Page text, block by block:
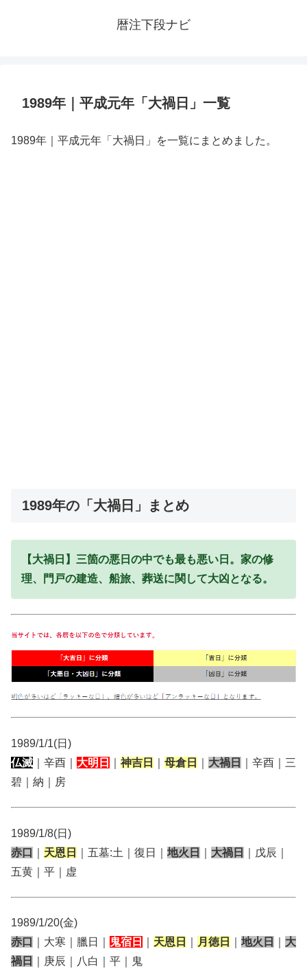
暦注下段ナビ
1989年｜平成元年「大禍日」一覧
1989年｜平成元年「大禍日」を一覧にまとめました。
1989年の「大禍日」まとめ
【大禍日】三箇の悪日の中でも最も悪い日。家の修
理、門戸の建造、船旅、葬送に関して大凶となる。
1989/1/1(日)
仏滅 ｜辛酉｜ 大明日 神吉日 母倉日 大禍日
｜辛酉｜三
碧｜納｜房
1989/1/8(日)
赤口
天恩日 ｜五墓:土｜復日｜ 地火日 大禍日
｜戊辰｜
五黄｜平｜虚
1989/1/20(金)
赤口
｜大寒｜臘日｜ 鬼宿日 天恩日 月徳日 地火日
大
禍日
｜庚辰｜八白｜平｜鬼